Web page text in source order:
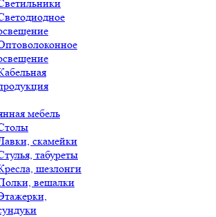
мебель
скамейки
табуреты
шезлонги
вешалки